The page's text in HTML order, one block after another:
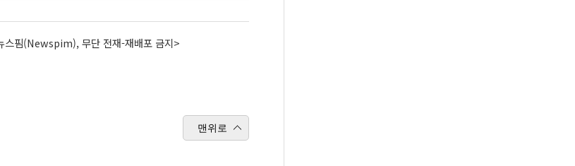
스핌(Newspim), 무단 전재-재배포 금지>
맨위로